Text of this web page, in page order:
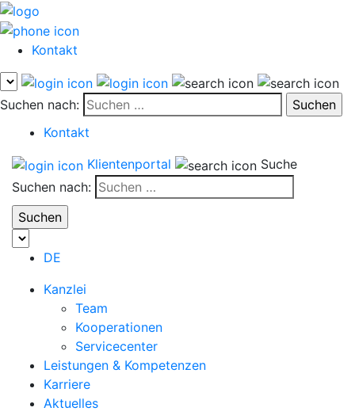
Kontakt
Suchen nach:
Kontakt
Klientenportal
Suche
Suchen nach:
DE
Kanzlei
Team
Kooperationen
Servicecenter
Leistungen & Kompetenzen
Karriere
Aktuelles